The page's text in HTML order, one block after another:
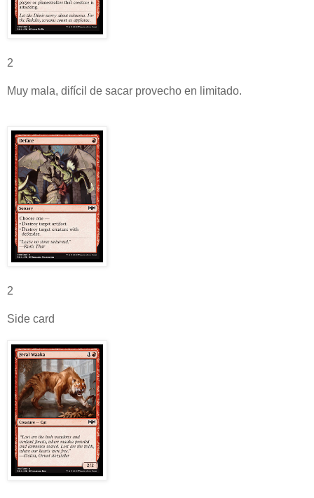
2
Muy mala, difícil de sacar provecho en limitado.
2
Side card